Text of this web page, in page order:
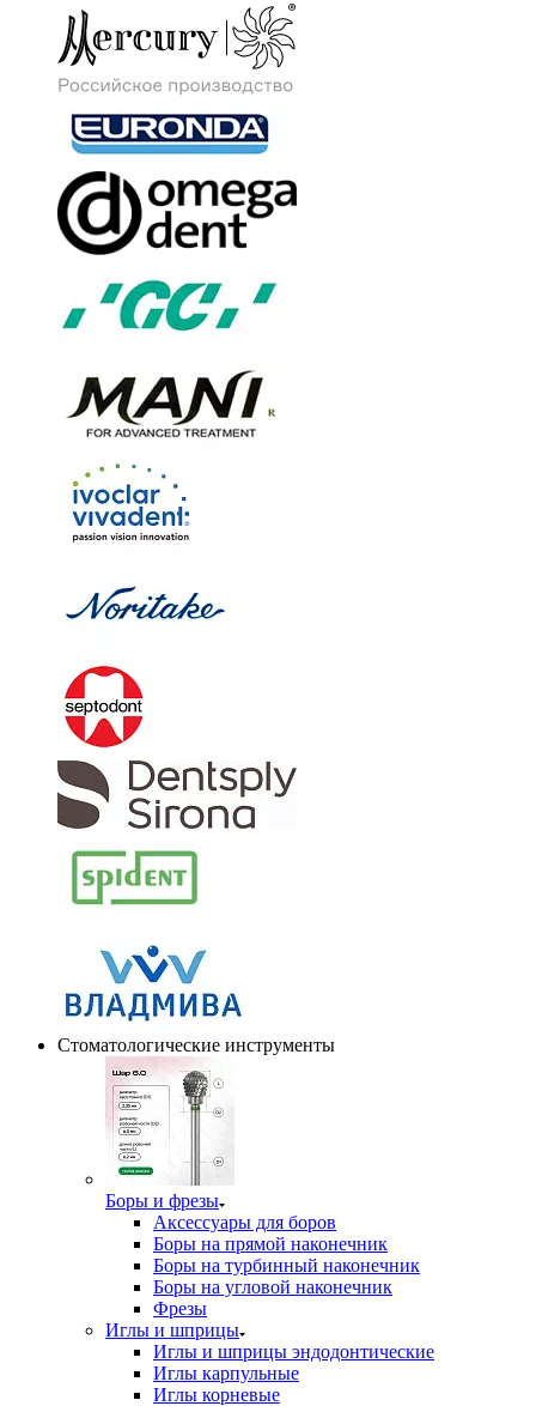
Стоматологические инструменты
Боры и фрезы
Аксессуары для боров
Боры на прямой наконечник
Боры на турбинный наконечник
Боры на угловой наконечник
Фрезы
Иглы и шприцы
Иглы и шприцы эндодонтические
Иглы карпульные
Иглы корневые